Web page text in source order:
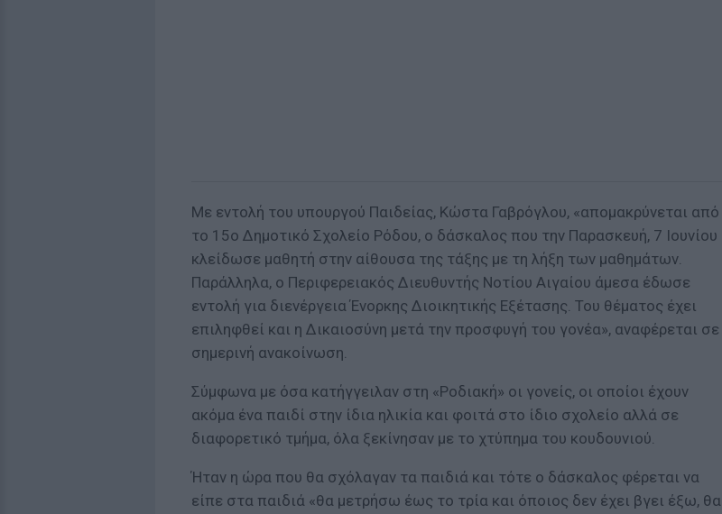
Με εντολή του υπουργού Παιδείας, Κώστα Γαβρόγλου, «απομακρύνεται από
το 15ο Δημοτικό Σχολείο Ρόδου, ο δάσκαλος που την Παρασκευή, 7 Ιουνίου
κλείδωσε μαθητή στην αίθουσα της τάξης με τη λήξη των μαθημάτων.
Παράλληλα, ο Περιφερειακός Διευθυντής Νοτίου Αιγαίου άμεσα έδωσε
εντολή για διενέργεια Ένορκης Διοικητικής Εξέτασης. Του θέματος έχει
επιληφθεί και η Δικαιοσύνη μετά την προσφυγή του γονέα», αναφέρεται σε
σημερινή ανακοίνωση.
Σύμφωνα με όσα κατήγγειλαν στη «Ροδιακή» οι γονείς, οι οποίοι έχουν
ακόμα ένα παιδί στην ίδια ηλικία και φοιτά στο ίδιο σχολείο αλλά σε
διαφορετικό τμήμα, όλα ξεκίνησαν με το χτύπημα του κουδουνιού.
Ήταν η ώρα που θα σχόλαγαν τα παιδιά και τότε ο δάσκαλος φέρεται να
είπε στα παιδιά «θα μετρήσω έως το τρία και όποιος δεν έχει βγει έξω, θα